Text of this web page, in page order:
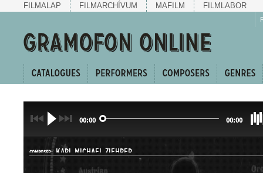
FILMALAP FILMARCHÍVUM MAFILM FILMLABOR
00:00 00:00
COMPOSER: KARL MICHAEL ZIEHRER